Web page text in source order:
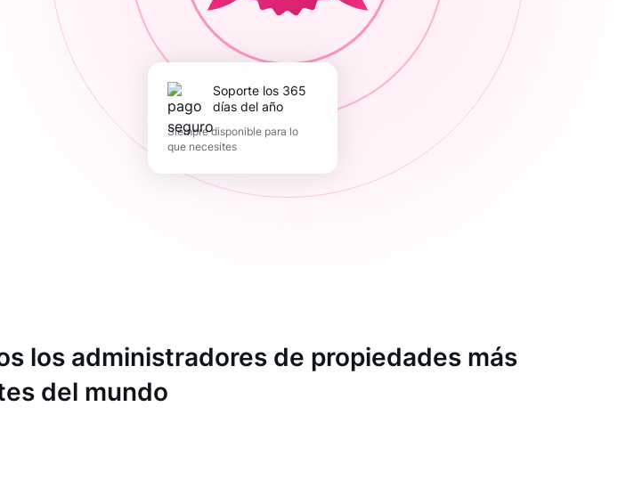
Soporte los 365
días del año
Siempre disponible para lo
que necesites
los administradores de propiedades más
del mundo